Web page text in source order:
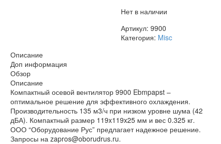
Нет в наличии
Артикул: 9900
Категория: Misc
Описание
Доп информация
Обзор
Описание
Компактный осевой вентилятор 9900 Ebmpapst –
оптимальное решение для эффективного охлаждения.
Производительность 135 м3/ч при низком уровне шума (42
дБА). Компактный размер 119x119x25 мм и вес 0.325 кг.
ООО “Оборудование Рус” предлагает надежное решение.
Запросы на zapros@oborudrus.ru.